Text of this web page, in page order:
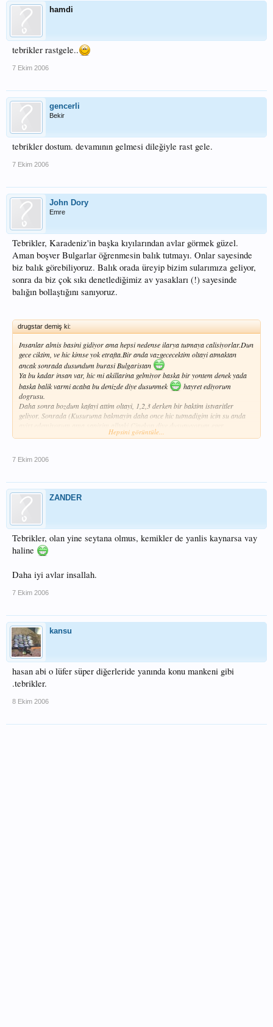
hamdi
tebrikler rastgele..
7 Ekim 2006
gencerli
Bekir
tebrikler dostum. devamının gelmesi dileğiyle rast gele.
7 Ekim 2006
John Dory
Emre
Tebrikler, Karadeniz'in başka kıyılarından avlar görmek güzel.
Aman boşver Bulgarlar öğrenmesin balık tutmayı. Onlar sayesinde
biz balık görebiliyoruz. Balık orada üreyip bizim sularımıza geliyor,
sonra da biz çok sıkı denetlediğimiz av yasakları (!) sayesinde
balığın bollaştığını sanıyoruz.
drugstar demiş ki:
Insanlar almis basini gidiyor ama hepsi nedense ilarya tutmaya calisiyorlar.Dun
gece ciktim, ve hic kimse yok etrafta.Bir anda vazgececektim oltayi atmaktan
ancak sonrada dusundum burasi Bulgaristan
Ya bu kadar insan var, hic mi akillarina gelmiyor baska bir yontem denek yada
baska balik varmi acaba bu denizde diye dusunmek
hayret ediyorum
dogrusu.
Daha sonra bozdum kafayi attim oltayi, 1,2,3 derken bir baktim istvaritler
geliyor. Sonrada (Kusuruma bakmayin daha once hic tutmadigim icin su anda
yaniliyorsam lutfen duzeltiniz) Cinekop geldi.
SAYGILAR
Hepsini görüntüle...
7 Ekim 2006
ZANDER
Tebrikler, olan yine seytana olmus, kemikler de yanlis kaynarsa vay
haline
Daha iyi avlar insallah.
7 Ekim 2006
kansu
hasan abi o lüfer süper diğerleride yanında konu mankeni gibi
.tebrikler.
8 Ekim 2006